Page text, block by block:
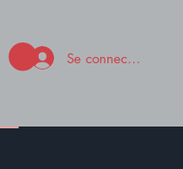
Se connecter